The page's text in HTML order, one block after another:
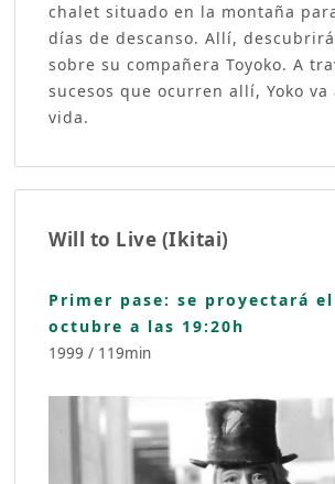
chalet situado en la montaña
días de descanso. Allí,
sobre su compañera Toyoko. A
sucesos que ocurren allí, Yoko va
vida.
Will to Live (Ikitai)
Primer pase: se proyectará
octubre a las 19:20h
1999 / 119min